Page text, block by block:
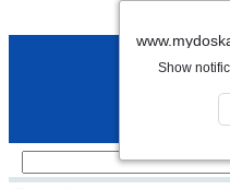
Show